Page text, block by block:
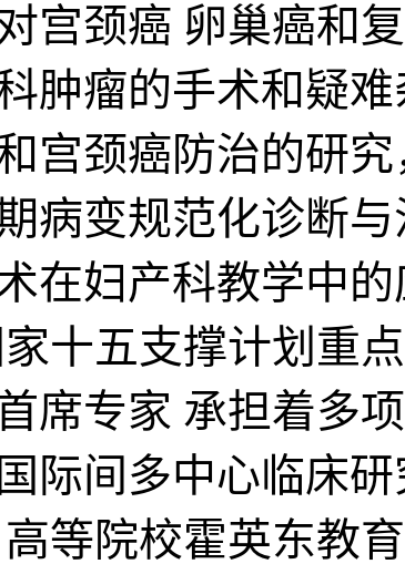
宫颈癌 卵巢癌和
肿瘤的手术和疑
宫颈癌防治的研
病变规范化诊断
在妇产科教学中
十五支撑计划重
席专家 承担着多
际间多中心临床
等院校霍英东教